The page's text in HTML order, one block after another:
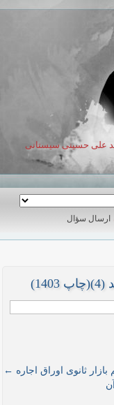
علی حسینی سیستانی
ارسال سؤال
بازار ثانوی اوراق اجاره ←